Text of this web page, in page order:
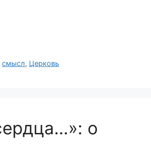
смысл, Церковь
о